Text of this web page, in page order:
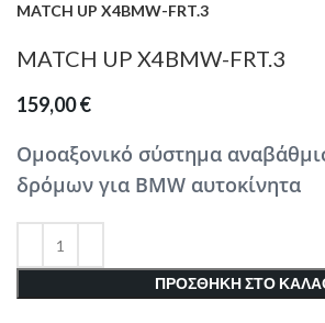
MATCH UP X4BMW-FRT.3
MATCH UP X4BMW-FRT.3
159,00€
Ομοαξονικό σύστημα
δρόμων για BMW αυτοκίνητα
ΠΡΟΣΘΗΚΗ ΣΤΟ